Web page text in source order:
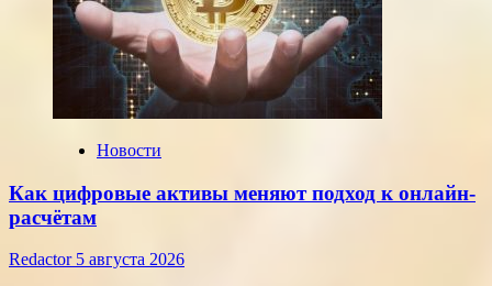
РФ
на
среду,
22
июля
2026
года
Новости
Как цифровые активы меняют подход к онлайн-
расчётам
Redactor 5 августа 2026